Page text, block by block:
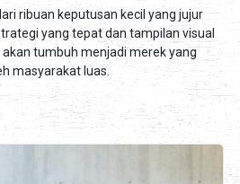
ribuan keputusan kecil yang jujur
yang tepat dan tampilan visual
tumbuh menjadi merek yang
masyarakat luas.